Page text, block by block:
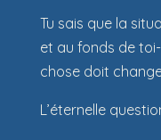
Tu sais que la
et au fonds de
chose doit
L’éternelle